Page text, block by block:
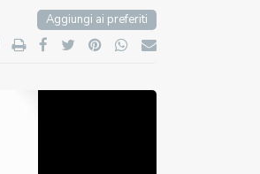
Aggiungi ai preferiti